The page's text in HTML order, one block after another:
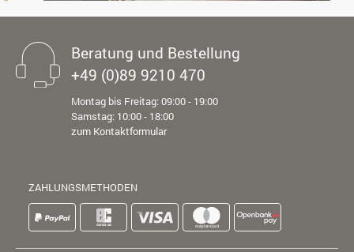
Beratung und Bestellung
+49 (0)89 9210 470
Montag bis Freitag: 09:00 - 19:00
Samstag: 10:00 - 18:00
zum Kontaktformular
ZAHLUNGSMETHODEN